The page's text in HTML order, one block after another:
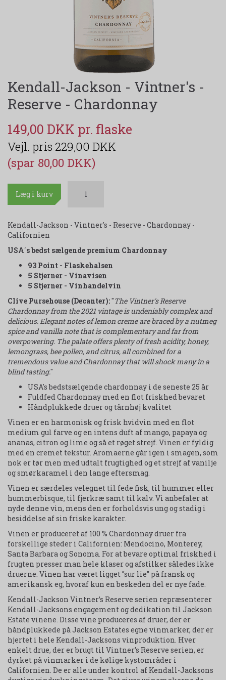
Kendall-Jackson - Vintner's -
Reserve - Chardonnay
149,00 DKK
229,00 DKK
(spar 80,00 DKK)
Læg i kurv
Kendall-Jackson - Vintner's - Reserve - Chardonnay -
Californien
USA´s bedst sælgende premium Chardonnay
93 Point - Flaskehalsen
5 Stjerner - Vinavisen
5 Stjerner - Vinhandelvin
Clive Pursehouse (Decanter):"The Vintner's Reserve
Chardonnay from the 2021 vintage is undeniably complex and
delicious. Elegant notes of lemon creme are braced by a nutmeg
spice and vanilla note that is complementary and far from
overpowering. The palate offers plenty of fresh acidity, honey,
lemongrass, bee pollen, and citrus, all combined for a
tremendous value and Chardonnay that will shock many in a
blind tasting."
USA's bedstsælgende chardonnay i de seneste 25 år
Fuldfed Chardonnay med en flot friskhed bevaret
Håndplukkede druer og tårnhøj kvalitet
Vinen er en harmonisk og frisk hvidvin med en flot
medium gul farve og en intens duft af mango, papaya og
ananas, citron og lime og så et røget strejf. Vinen er fyldig
med en cremet tekstur. Aromaerne går igen i smagen, som
nok er tør men med udtalt frugtighed og et strejf af vanilje
og smørkaramel i den lange eftersmag.
Vinen er særdeles velegnet til fede fisk, til hummer eller
hummerbisque, til fjerkræ samt til kalv. Vi anbefaler at
nyde denne vin, mens den er forholdsvis ung og stadig i
besiddelse af sin friske karakter.
Vinen er produceret af 100 % Chardonnay druer fra
forskellige steder i Californien: Mendocino, Monterey,
Santa Barbara og Sonoma. For at bevare optimal friskhed i
frugten presser man hele klaser og afstilker således ikke
druerne. Vinen har været ligget ”sur lie” på fransk og
amerikansk eg, hvoraf kun en beskeden del er nye fade.
Kendall-Jackson Vintner’s Reserve serien repræsenterer
Kendall-Jacksons engagement og dedikation til Jackson
Estate vinene. Disse vine produceres af druer, der er
håndplukkede på Jackson Estates egne vinmarker, der er
hjertet i hele Kendall-Jacksons vinproduktion. Hver
enkelt drue, der er brugt til Vintner’s Reserve serien, er
dyrket på vinmarker i de kølige kystområder i
Californien. De er alle under kontrol af Kendall-Jacksons